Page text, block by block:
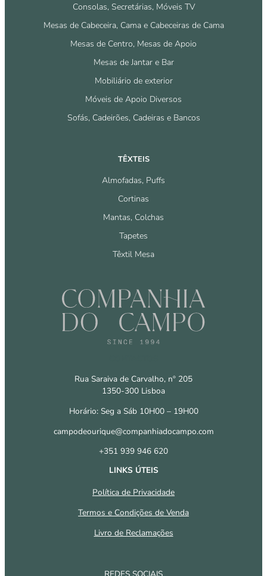
Consolas, Secretárias, Móveis TV
Mesas de Cabeceira, Cama e Cabeceiras de Cama
Mesas de Centro, Mesas de Apoio
Mesas de Jantar e Bar
Mobiliário de exterior
Móveis de Apoio Diversos
Sofás, Cadeirões, Cadeiras e Bancos
TÊXTEIS
Almofadas, Puffs
Cortinas
Mantas, Colchas
Tapetes
Têxtil Mesa
LINKS ÚTEIS
Política de Privacidade
Termos e Condições de Venda
Livro de Reclamações
Rua Saraiva de Carvalho, nº 205
1350-300 Lisboa
Horário: Seg a Sáb 10H00 – 19H00
campodeourique@companhiadocampo.com
+351 939 946 620